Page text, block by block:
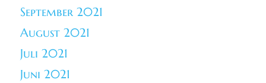
September 2021
August 2021
Juli 2021
Juni 2021